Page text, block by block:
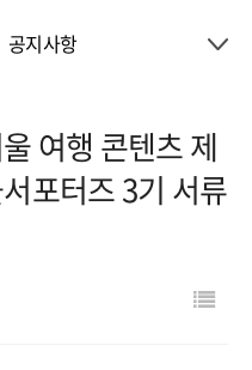
공지사항
이벤트
여행 콘텐츠 제
포터즈 3기 서류